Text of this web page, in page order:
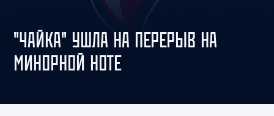
"ЧАЙКА" УШЛА НА ПЕРЕРЫВ НА
МИНОРНОЙ НОТЕ